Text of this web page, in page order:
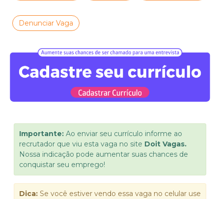
Denunciar Vaga
Importante: Ao enviar seu currículo informe ao
recrutador que viu esta vaga no site Doit Vagas.
Nossa indicação pode aumentar suas chances de
conquistar seu emprego!
Dica: Se você estiver vendo essa vaga no celular use